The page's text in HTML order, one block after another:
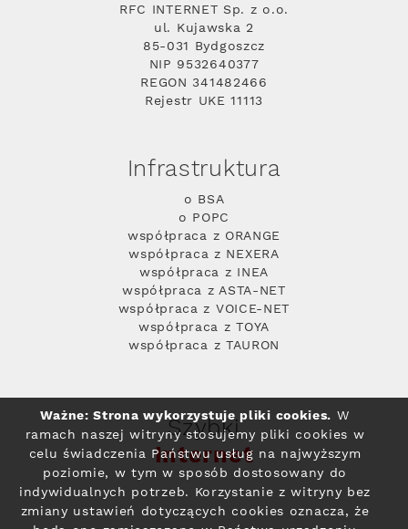
RFC INTERNET Sp. z o.o.
ul. Kujawska 2
85-031 Bydgoszcz
NIP 9532640377
REGON 341482466
Rejestr UKE 11113
Infrastruktura
o BSA
o POPC
współpraca z ORANGE
współpraca z NEXERA
współpraca z INEA
współpraca z ASTA-NET
współpraca z VOICE-NET
współpraca z TOYA
współpraca z TAURON
Szybki
Internet
Ważne: Strona wykorzystuje pliki cookies. W
ramach naszej witryny stosujemy pliki cookies w
celu świadczenia Państwu usług na najwyższym
poziomie, w tym w sposób dostosowany do
indywidualnych potrzeb. Korzystanie z witryny bez
zmiany ustawień dotyczących cookies oznacza, że